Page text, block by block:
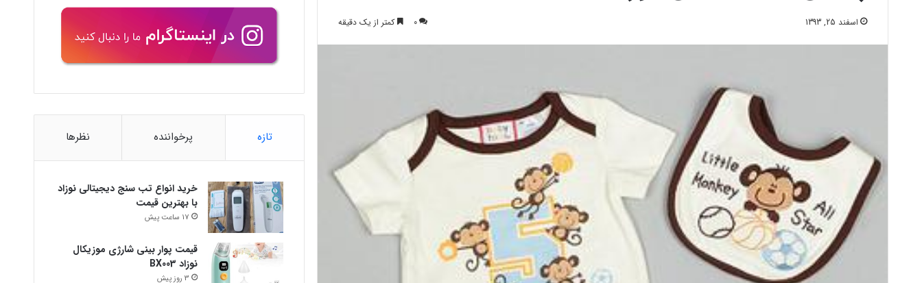
اسفند 25, 1393 0 کمتر از یک دقیقه
تازه پرخواننده نظرها
خرید انواع تب سنج دیجیتالی نوزاد
با بهترین قیمت
17 ساعت پیش
قیمت پوار بینی شارژی موزیکال
نوزاد BX003
3 روز پیش